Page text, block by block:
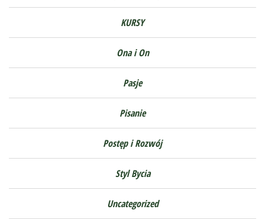
KURSY
Ona i On
Pasje
Pisanie
Postęp i Rozwój
Styl Bycia
Uncategorized